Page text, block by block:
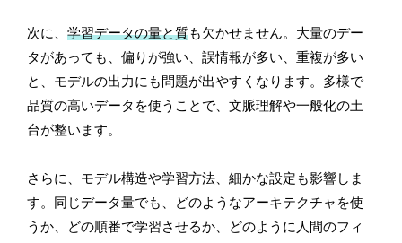
次に、学習データの量と質も欠かせません。大量のデー
タがあっても、偏りが強い、誤情報が多い、重複が多い
と、モデルの出力にも問題が出やすくなります。多様で
品質の高いデータを使うことで、文脈理解や一般化の土
台が整います。
さらに、モデル構造や学習方法、細かな設定も影響しま
す。同じデータ量でも、どのようなアーキテクチャを使
うか、どの順番で学習させるか、どのように人間のフィ